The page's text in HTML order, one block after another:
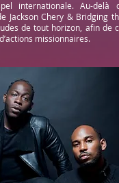
internationale. Au-delà
Chery & Bridging
de tout horizon, afin de
missionnaires.